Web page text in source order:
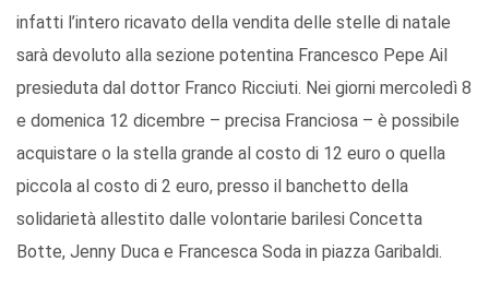
infatti l’intero ricavato della vendita delle stelle di natale
sarà devoluto alla sezione potentina Francesco Pepe Ail
presieduta dal dottor Franco Ricciuti. Nei giorni mercoledì 8
e domenica 12 dicembre – precisa Franciosa – è possibile
acquistare o la stella grande al costo di 12 euro o quella
piccola al costo di 2 euro, presso il banchetto della
solidarietà allestito dalle volontarie barilesi Concetta
Botte, Jenny Duca e Francesca Soda in piazza Garibaldi.